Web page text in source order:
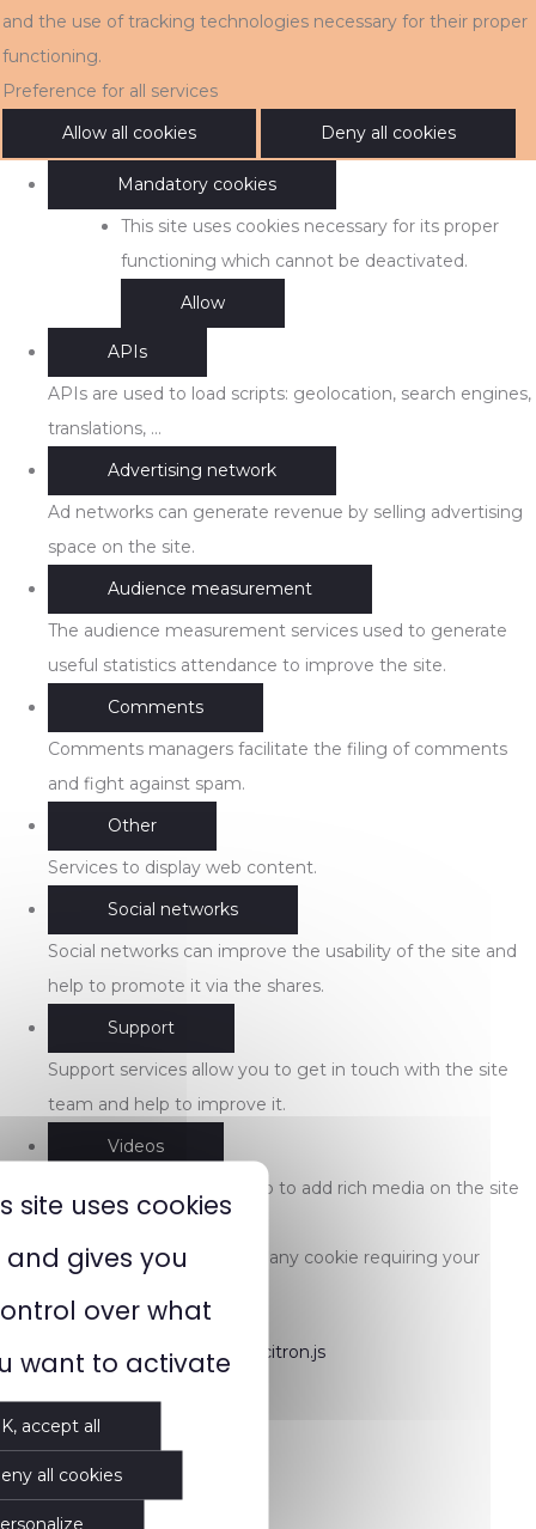
and the use of tracking technologies necessary for their proper
functioning.
Preference for all services
Allow all cookies
Deny all cookies
Mandatory cookies
This site uses cookies necessary for its proper
functioning which cannot be deactivated.
Allow
APIs
APIs are used to load scripts: geolocation, search engines,
translations, ...
Advertising network
Ad networks can generate revenue by selling advertising
space on the site.
Audience measurement
The audience measurement services used to generate
useful statistics attendance to improve the site.
Comments
Comments managers facilitate the filing of comments
and fight against spam.
Other
Services to display web content.
Social networks
Social networks can improve the usability of the site and
help to promote it via the shares.
Support
Support services allow you to get in touch with the site
team and help to improve it.
Videos
Video sharing services help to add rich media on the site
This website does not use any cookie requiring your
Cookies manager by tarteaucitron.js
site uses cookies
and gives you
over what
want to activate
accept all
all cookies